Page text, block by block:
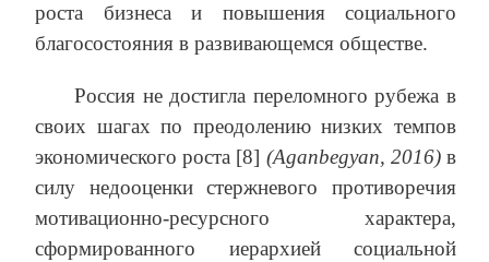
роста бизнеса и повышения социального
благосостояния в развивающемся обществе.
Россия не достигла переломного рубежа в
своих шагах по преодолению низких темпов
экономического роста [8] (Aganbegyan, 2016)в
силу недооценки стержневого противоречия
мотивационно-ресурсного характера,
сформированного иерархией социальной